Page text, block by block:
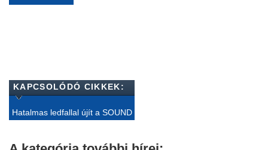
KAPCSOLÓDÓ CIKKEK:
Hatalmas ledfallal újít a SOUND